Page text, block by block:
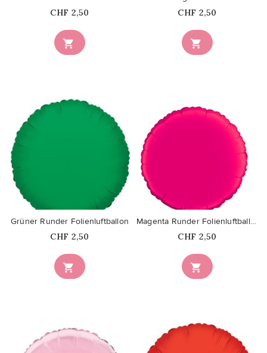

Price
CHF 2,50

Price
CHF 2,50
favorite_border

Grüner Runder Folienluftballon
Price
CHF 2,50
favorite_border

Magenta Runder Folienluftballon
Price
CHF 2,50